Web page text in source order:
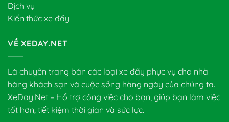
Dịch vụ
Kiến thức xe đẩy
VỀ XEDAY.NET
Là chuyên trang bán các loại xe đẩy phục vụ cho nhà
hàng khách sạn và cuộc sống hàng ngày của chúng ta.
XeDay.Net – Hổ trợ công việc cho bạn, giúp bạn làm việc
tốt hơn, tiết kiệm thời gian và sức lực.